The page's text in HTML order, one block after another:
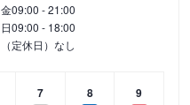
金09:00 - 21:00
日09:00 - 18:00
（定休日）なし
7
8
9